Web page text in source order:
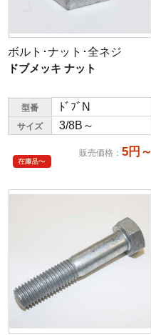
ボルト･ナット･全ネジ
ドブメッキ ナット
型番 ﾄﾞﾌﾞN
サイズ 3/8B～
販売価格 ： 5円～